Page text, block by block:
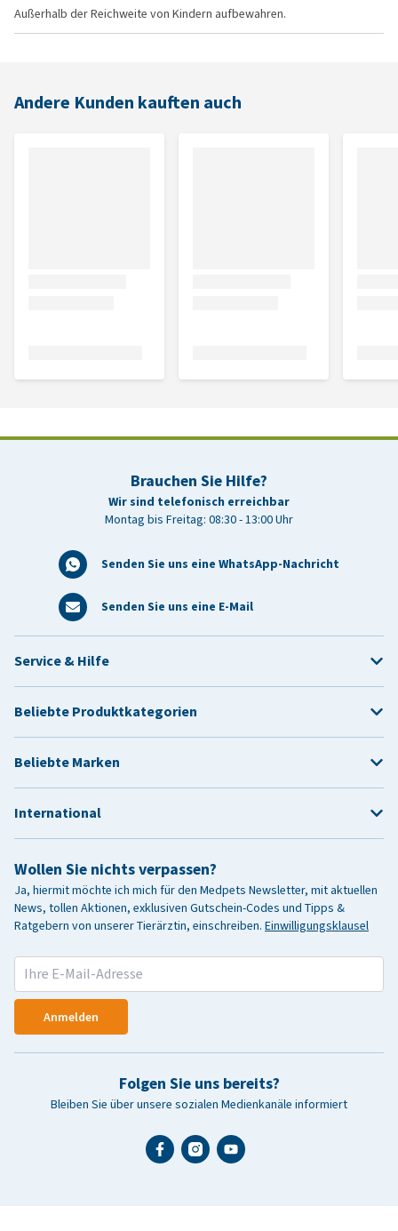
Außerhalb der Reichweite von Kindern aufbewahren.
Andere Kunden kauften auch
Brauchen Sie Hilfe?
Wir sind telefonisch erreichbar
Montag bis Freitag: 08:30 - 13:00 Uhr
Senden Sie uns eine WhatsApp-Nachricht
Senden Sie uns eine E-Mail
Wollen Sie nichts verpassen?
Ja, hiermit möchte ich mich für den Medpets Newsletter, mit aktuellen
News, tollen Aktionen, exklusiven Gutschein-Codes und Tipps &
Ratgebern von unserer Tierärztin, einschreiben. Einwilligungsklausel
Anmelden
Folgen Sie uns bereits?
Bleiben Sie über unsere sozialen Medienkanäle informiert
Service & Hilfe
Beliebte Produktkategorien
Beliebte Marken
International